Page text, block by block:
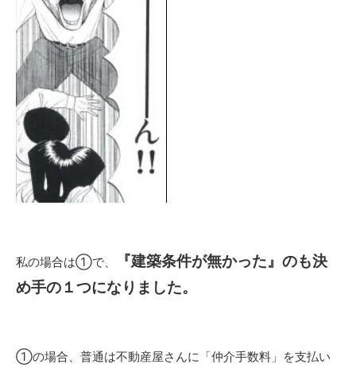
私の場合は①で、
『建築条件が無かった』のも決
め手の１つになりました。
①の場合、普通は不動産屋さんに「仲介手数料」を支払い